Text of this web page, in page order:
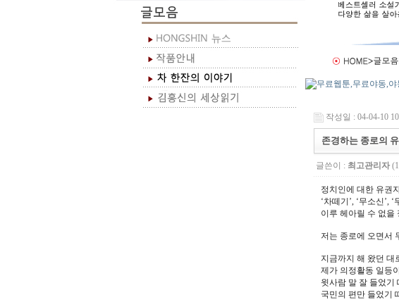
작성일 : 04-04-10
존경하는 종로의
글쓴이 : 최고관리자
정치인에 대한 유권
‘차떼기’, ‘무소신’,
이루 헤아릴 수 없을
저는 종로에 오면서
지금까지 해 왔던 대
제가 의정활동 일등
윗사람 말 잘 들었기
국민의 편만 들었기